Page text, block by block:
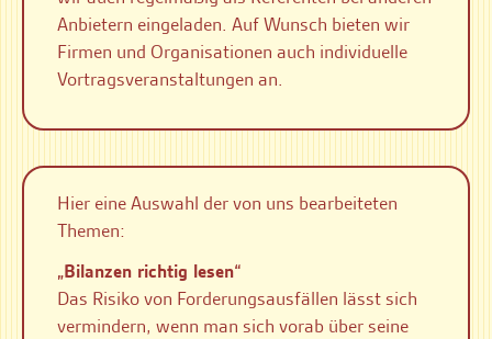
Anbietern eingeladen. Auf Wunsch bieten wir
Firmen und Organisationen auch individuelle
Vortragsveranstaltungen an.
Hier eine Auswahl der von uns bearbeiteten
Themen:
„Bilanzen richtig lesen“
Das Risiko von Forderungsausfällen lässt sich
vermindern, wenn man sich vorab über seine